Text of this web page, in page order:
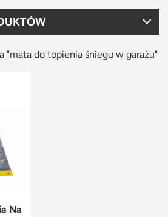
русский
italiano
"mata do topienia śniegu w garażu"
Na